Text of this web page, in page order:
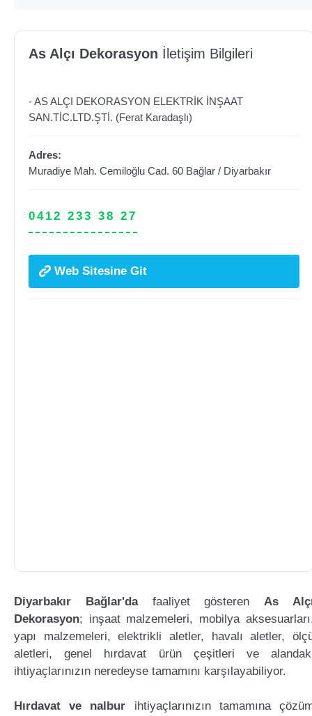
As Alçı Dekorasyon İletişim Bilgileri
- AS ALÇI DEKORASYON ELEKTRİK İNŞAAT
SAN.TİC.LTD.ŞTİ. (Ferat Karadaşlı)
Adres:
Muradiye Mah. Cemiloğlu Cad. 60 Bağlar / Diyarbakır
0412 233 38 27
Web Sitesine Git
Diyarbakır Bağlar'dafaaliyet gösterenAs
Dekorasyon; inşaat malzemeleri, mobilya
yapı malzemeleri, elektrikli aletler, havalı aletler,
aletleri, genel hırdavat ürün çeşitleri ve
ihtiyaçlarınızın neredeyse tamamını karşılayabiliyor.
Hırdavat ve nalbur ihtiyaçlarınızın tamamına